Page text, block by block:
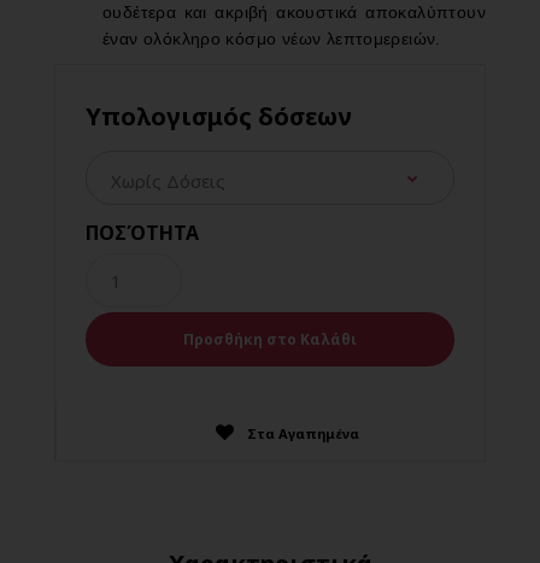
ουδέτερα και ακριβή ακουστικά αποκαλύπτουν
έναν ολόκληρο κόσμο νέων λεπτομερειών.
Υπολογισμός δόσεων
ΠΟΣΌΤΗΤΑ
Στα Αγαπημένα